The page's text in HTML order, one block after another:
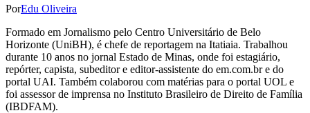
PorEdu Oliveira
Formado em Jornalismo pelo Centro Universitário de Belo
Horizonte (UniBH), é chefe de reportagem na Itatiaia. Trabalhou
durante 10 anos no jornal Estado de Minas, onde foi estagiário,
repórter, capista, subeditor e editor-assistente do em.com.br e do
portal UAI. Também colaborou com matérias para o portal UOL e
foi assessor de imprensa no Instituto Brasileiro de Direito de Família
(IBDFAM).